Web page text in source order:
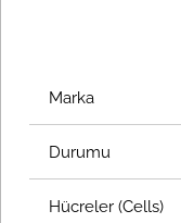
Marka
Durumu
Hücreler (Cells)